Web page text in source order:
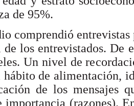
de 95%.
comprendió entrevistas
los entrevistados. De
Un nivel de
hábito de alimentación,
de los mensajes
importancia (razones).